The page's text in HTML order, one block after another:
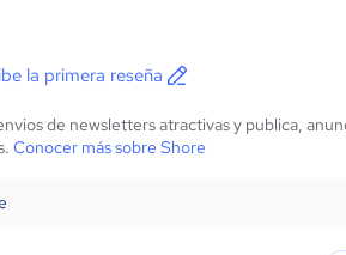
la primera reseña
de newsletters atractivas y publica,
Conocer más sobre Shore